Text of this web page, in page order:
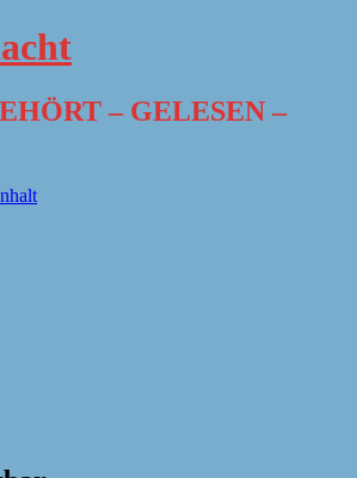
– GELESEN –